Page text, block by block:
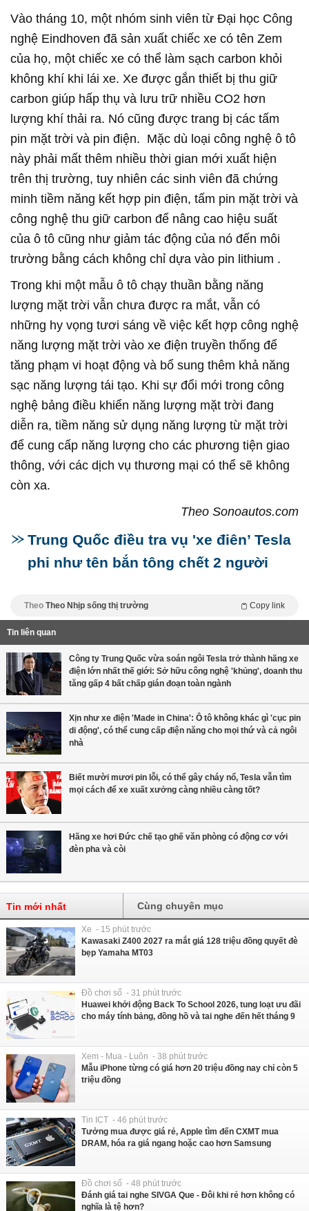
Vào tháng 10, một nhóm sinh viên từ Đại học Công
nghệ Eindhoven đã sản xuất chiếc xe có tên Zem
của họ, một chiếc xe có thể làm sạch carbon khỏi
không khí khi lái xe. Xe được gắn thiết bị thu giữ
carbon giúp hấp thụ và lưu trữ nhiều CO2 hơn
lượng khí thải ra. Nó cũng được trang bị các tấm
pin mặt trời và pin điện. Mặc dù loại công nghệ ô tô
này phải mất thêm nhiều thời gian mới xuất hiện
trên thị trường, tuy nhiên các sinh viên đã chứng
minh tiềm năng kết hợp pin điện, tấm pin mặt trời và
công nghệ thu giữ carbon để nâng cao hiệu suất
của ô tô cũng như giảm tác động của nó đến môi
trường bằng cách không chỉ dựa vào pin lithium .
Trong khi một mẫu ô tô chạy thuần bằng năng
lượng mặt trời vẫn chưa được ra mắt, vẫn có
những hy vọng tươi sáng về việc kết hợp công nghệ
năng lượng mặt trời vào xe điện truyền thống để
tăng phạm vi hoạt động và bổ sung thêm khả năng
sạc năng lượng tái tạo. Khi sự đổi mới trong công
nghệ bảng điều khiển năng lượng mặt trời đang
diễn ra, tiềm năng sử dụng năng lượng từ mặt trời
để cung cấp năng lượng cho các phương tiện giao
thông, với các dịch vụ thương mại có thể sẽ không
còn xa.
Theo Sonoautos.com
Trung Quốc điều tra vụ 'xe điên’ Tesla
phi như tên bắn tông chết 2 người
Theo Theo Nhịp sống thị trường Copy link
Tin liên quan
Công ty Trung Quốc vừa soán ngôi Tesla trở thành hãng xe
điện lớn nhất thế giới: Sở hữu công nghệ 'khủng', doanh thu
tăng gấp 4 bất chấp gián đoạn toàn ngành
Xịn như xe điện 'Made in China': Ô tô không khác gì 'cục pin
di động', có thể cung cấp điện năng cho mọi thứ và cả ngôi
nhà
Biết mười mươi pin lỗi, có thể gây cháy nổ, Tesla vẫn tìm
mọi cách để xe xuất xưởng càng nhiều càng tốt?
Hãng xe hơi Đức chế tạo ghế văn phòng có động cơ với
đèn pha và còi
Tin mới nhất Cùng chuyên mục
Xe - 15 phút trước
Kawasaki Z400 2027 ra mắt giá 128 triệu đồng quyết đè
bẹp Yamaha MT03
Đồ chơi số - 31 phút trước
Huawei khởi động Back To School 2026, tung loạt ưu đãi
cho máy tính bảng, đồng hồ và tai nghe đến hết tháng 9
Xem - Mua - Luôn - 38 phút trước
Mẫu iPhone từng có giá hơn 20 triệu đồng nay chỉ còn 5
triệu đồng
Tin ICT - 46 phút trước
Tưởng mua được giá rẻ, Apple tìm đến CXMT mua
DRAM, hóa ra giá ngang hoặc cao hơn Samsung
Đồ chơi số - 48 phút trước
Đánh giá tai nghe SIVGA Que - Đôi khi rẻ hơn không có
nghĩa là tệ hơn?